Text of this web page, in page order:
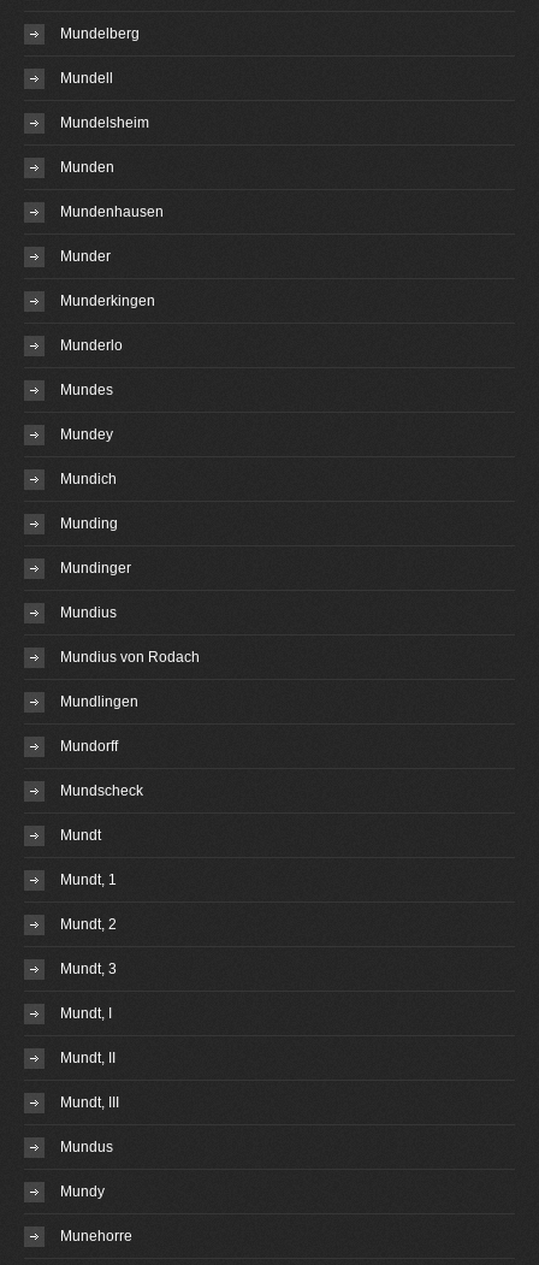
Mundelberg
Mundell
Mundelsheim
Munden
Mundenhausen
Munder
Munderkingen
Munderlo
Mundes
Mundey
Mundich
Munding
Mundinger
Mundius
Mundius von Rodach
Mundlingen
Mundorff
Mundscheck
Mundt
Mundt, 1
Mundt, 2
Mundt, 3
Mundt, I
Mundt, II
Mundt, III
Mundus
Mundy
Munehorre